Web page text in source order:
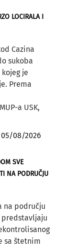
LOCIRALA I
Cazina
sukoba
je
Prema
a USK,
05/08/2026
SVE
NA PODRUČJU
na području
predstavljaju
sa štetnim